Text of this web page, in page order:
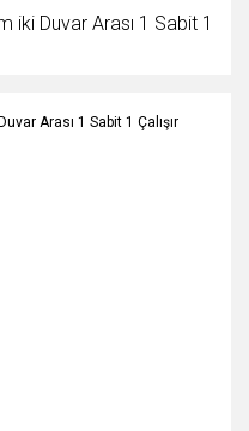
iki Duvar Arası 1 Sabit 1